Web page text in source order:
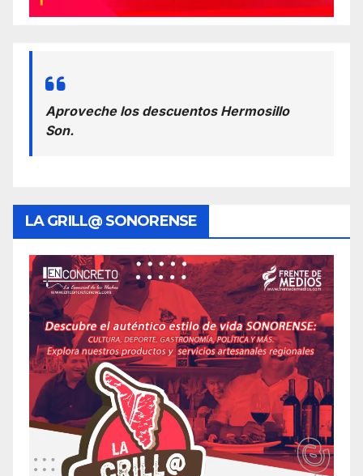
Aproveche los descuentos Hermosillo
Son.
LA GRILL@ SONORENSE